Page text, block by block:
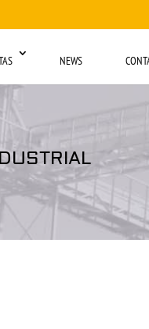
NEWS